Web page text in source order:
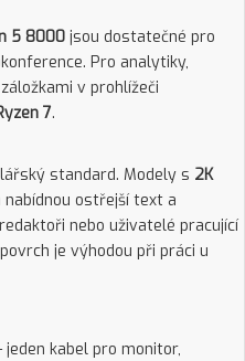
5 8000 jsou dostatečné pro
Pro analytiky,
v prohlížeči
7.
standard. Modely s 2K
nabídnou ostřejší text a
nebo uživatelé pracující
je výhodou při práci u
jeden kabel pro monitor,